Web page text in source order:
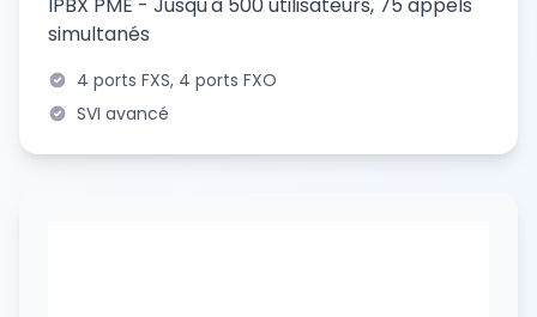
simultanés
4 ports FXS, 4 ports FXO
SVI avancé